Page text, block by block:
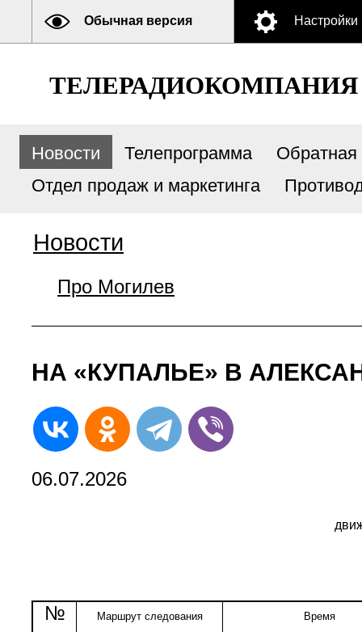
Обычная версия Настройки
Новости Телепрограмма
Обратная
Отдел продаж и маркетинга
Новости
Про Могилев
НА «КУПАЛЬЕ» В
06.07.2026
№ Маршрут следования Время